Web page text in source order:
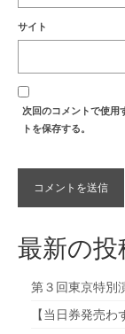
サイト
次回のコメントで使用
トを保存する。
最新の投
第３回東京特別
【当日券発売わ